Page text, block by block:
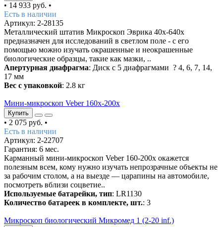
• 14 933 руб. •
Есть в наличии
Артикул: 2-28135
Металлический штатив Микроскоп Эврика 40х-640х
предназначен для исследований в светлом поле - с его
помощью можно изучать окрашенные и неокрашенные
биологические образцы, такие как мазки, ..
Апертурная диафрагма: Диск с 5 диафрагмами ? 4, 6, 7, 14,
17 мм
Вес с упаковкой: 2.8 кг
Мини-микроскоп Veber 160x-200х
Купить
• 2 075 руб. •
Есть в наличии
Артикул: 2-22707
Гарантия: 6 мес.
Карманный мини-микроскоп Veber 160-200х окажется
полезным всем, кому нужно изучать непрозрачные объекты не
за рабочим столом, а на выезде — царапины на автомобиле,
посмотреть вблизи соцветие..
Используемые батарейки, тип: LR1130
Количество батареек в комплекте, шт.: 3
Микроскоп биологический Микромед 1 (2-20 inf.)